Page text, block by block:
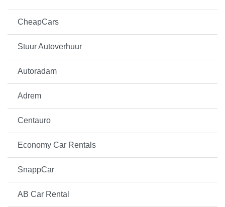
CheapCars
Stuur Autoverhuur
Autoradam
Adrem
Centauro
Economy Car Rentals
SnappCar
AB Car Rental